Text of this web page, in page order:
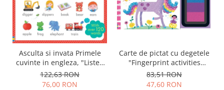
Asculta si invata Primele
cuvinte in engleza, "Listen
and Learn First English
Words", Usborne
122,63 RON
76,00 RON
Carte de pictat cu degetele
"Fingerprint activities
Unicorns and Fairies",
Usborne
83,51 RON
47,60 RON